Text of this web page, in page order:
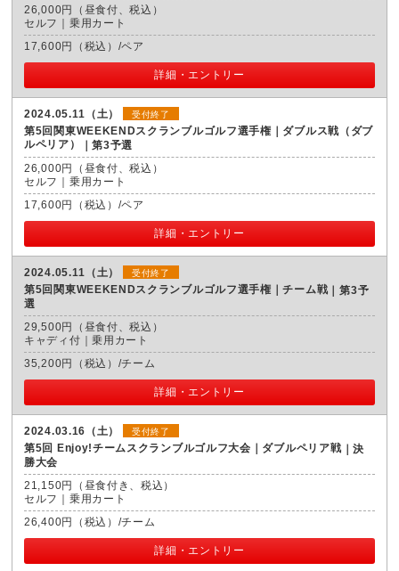
26,000円（昼食付、税込）
セルフ｜乗用カート
17,600円（税込）/ペア
詳細・エントリー
2024.05.11（土） 受付終了
第5回関東WEEKENDスクランブルゴルフ選手権｜ダブルス戦（ダブ
ルペリア）
第3予選
26,000円（昼食付、税込）
セルフ｜乗用カート
17,600円（税込）/ペア
詳細・エントリー
2024.05.11（土） 受付終了
第5回関東WEEKENDスクランブルゴルフ選手権｜チーム戦
第3予
選
29,500円（昼食付、税込）
キャディ付｜乗用カート
35,200円（税込）/チーム
詳細・エントリー
2024.03.16（土） 受付終了
第5回 Enjoy!チームスクランブルゴルフ大会｜ダブルペリア戦
決
勝大会
21,150円（昼食付き、税込）
セルフ｜乗用カート
26,400円（税込）/チーム
詳細・エントリー